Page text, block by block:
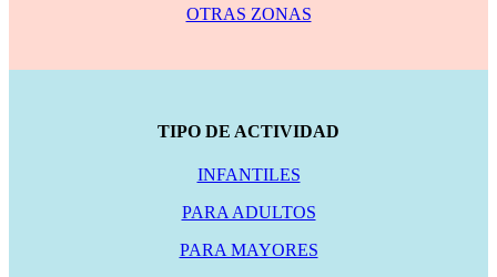
OTRAS ZONAS
TIPO DE ACTIVIDAD
INFANTILES
PARA ADULTOS
PARA MAYORES